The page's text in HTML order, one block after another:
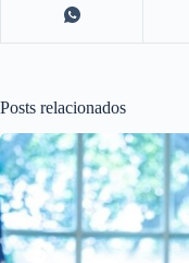
Posts relacionados